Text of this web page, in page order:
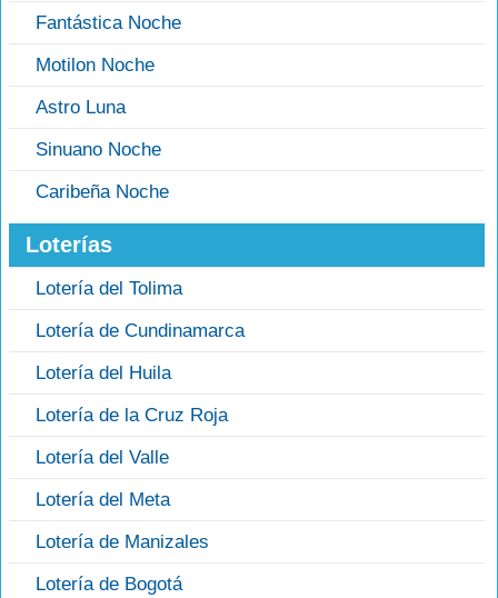
Fantástica Noche
Motilon Noche
Astro Luna
Sinuano Noche
Caribeña Noche
Loterías
Lotería del Tolima
Lotería de Cundinamarca
Lotería del Huila
Lotería de la Cruz Roja
Lotería del Valle
Lotería del Meta
Lotería de Manizales
Lotería de Bogotá